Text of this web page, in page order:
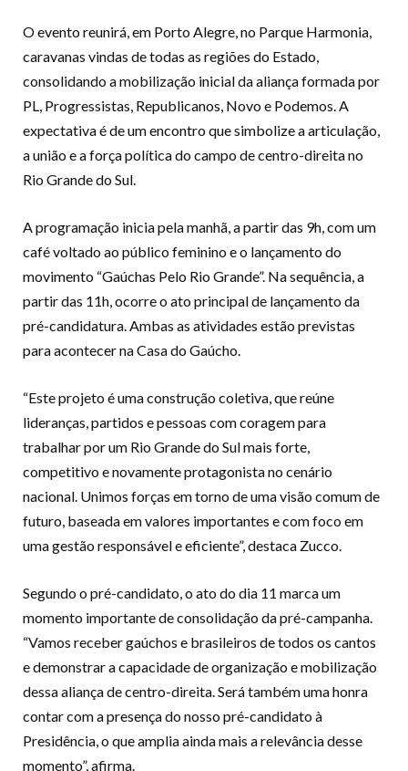
O evento reunirá, em Porto Alegre, no Parque Harmonia,
caravanas vindas de todas as regiões do Estado,
consolidando a mobilização inicial da aliança formada por
PL, Progressistas, Republicanos, Novo e Podemos. A
expectativa é de um encontro que simbolize a articulação,
a união e a força política do campo de centro-direita no
Rio Grande do Sul.
A programação inicia pela manhã, a partir das 9h, com um
café voltado ao público feminino e o lançamento do
movimento “Gaúchas Pelo Rio Grande”. Na sequência, a
partir das 11h, ocorre o ato principal de lançamento da
pré-candidatura. Ambas as atividades estão previstas
para acontecer na Casa do Gaúcho.
“Este projeto é uma construção coletiva, que reúne
lideranças, partidos e pessoas com coragem para
trabalhar por um Rio Grande do Sul mais forte,
competitivo e novamente protagonista no cenário
nacional. Unimos forças em torno de uma visão comum de
futuro, baseada em valores importantes e com foco em
uma gestão responsável e eficiente”, destaca Zucco.
Segundo o pré-candidato, o ato do dia 11 marca um
momento importante de consolidação da pré-campanha.
“Vamos receber gaúchos e brasileiros de todos os cantos
e demonstrar a capacidade de organização e mobilização
dessa aliança de centro-direita. Será também uma honra
contar com a presença do nosso pré-candidato à
Presidência, o que amplia ainda mais a relevância desse
momento”, afirma.